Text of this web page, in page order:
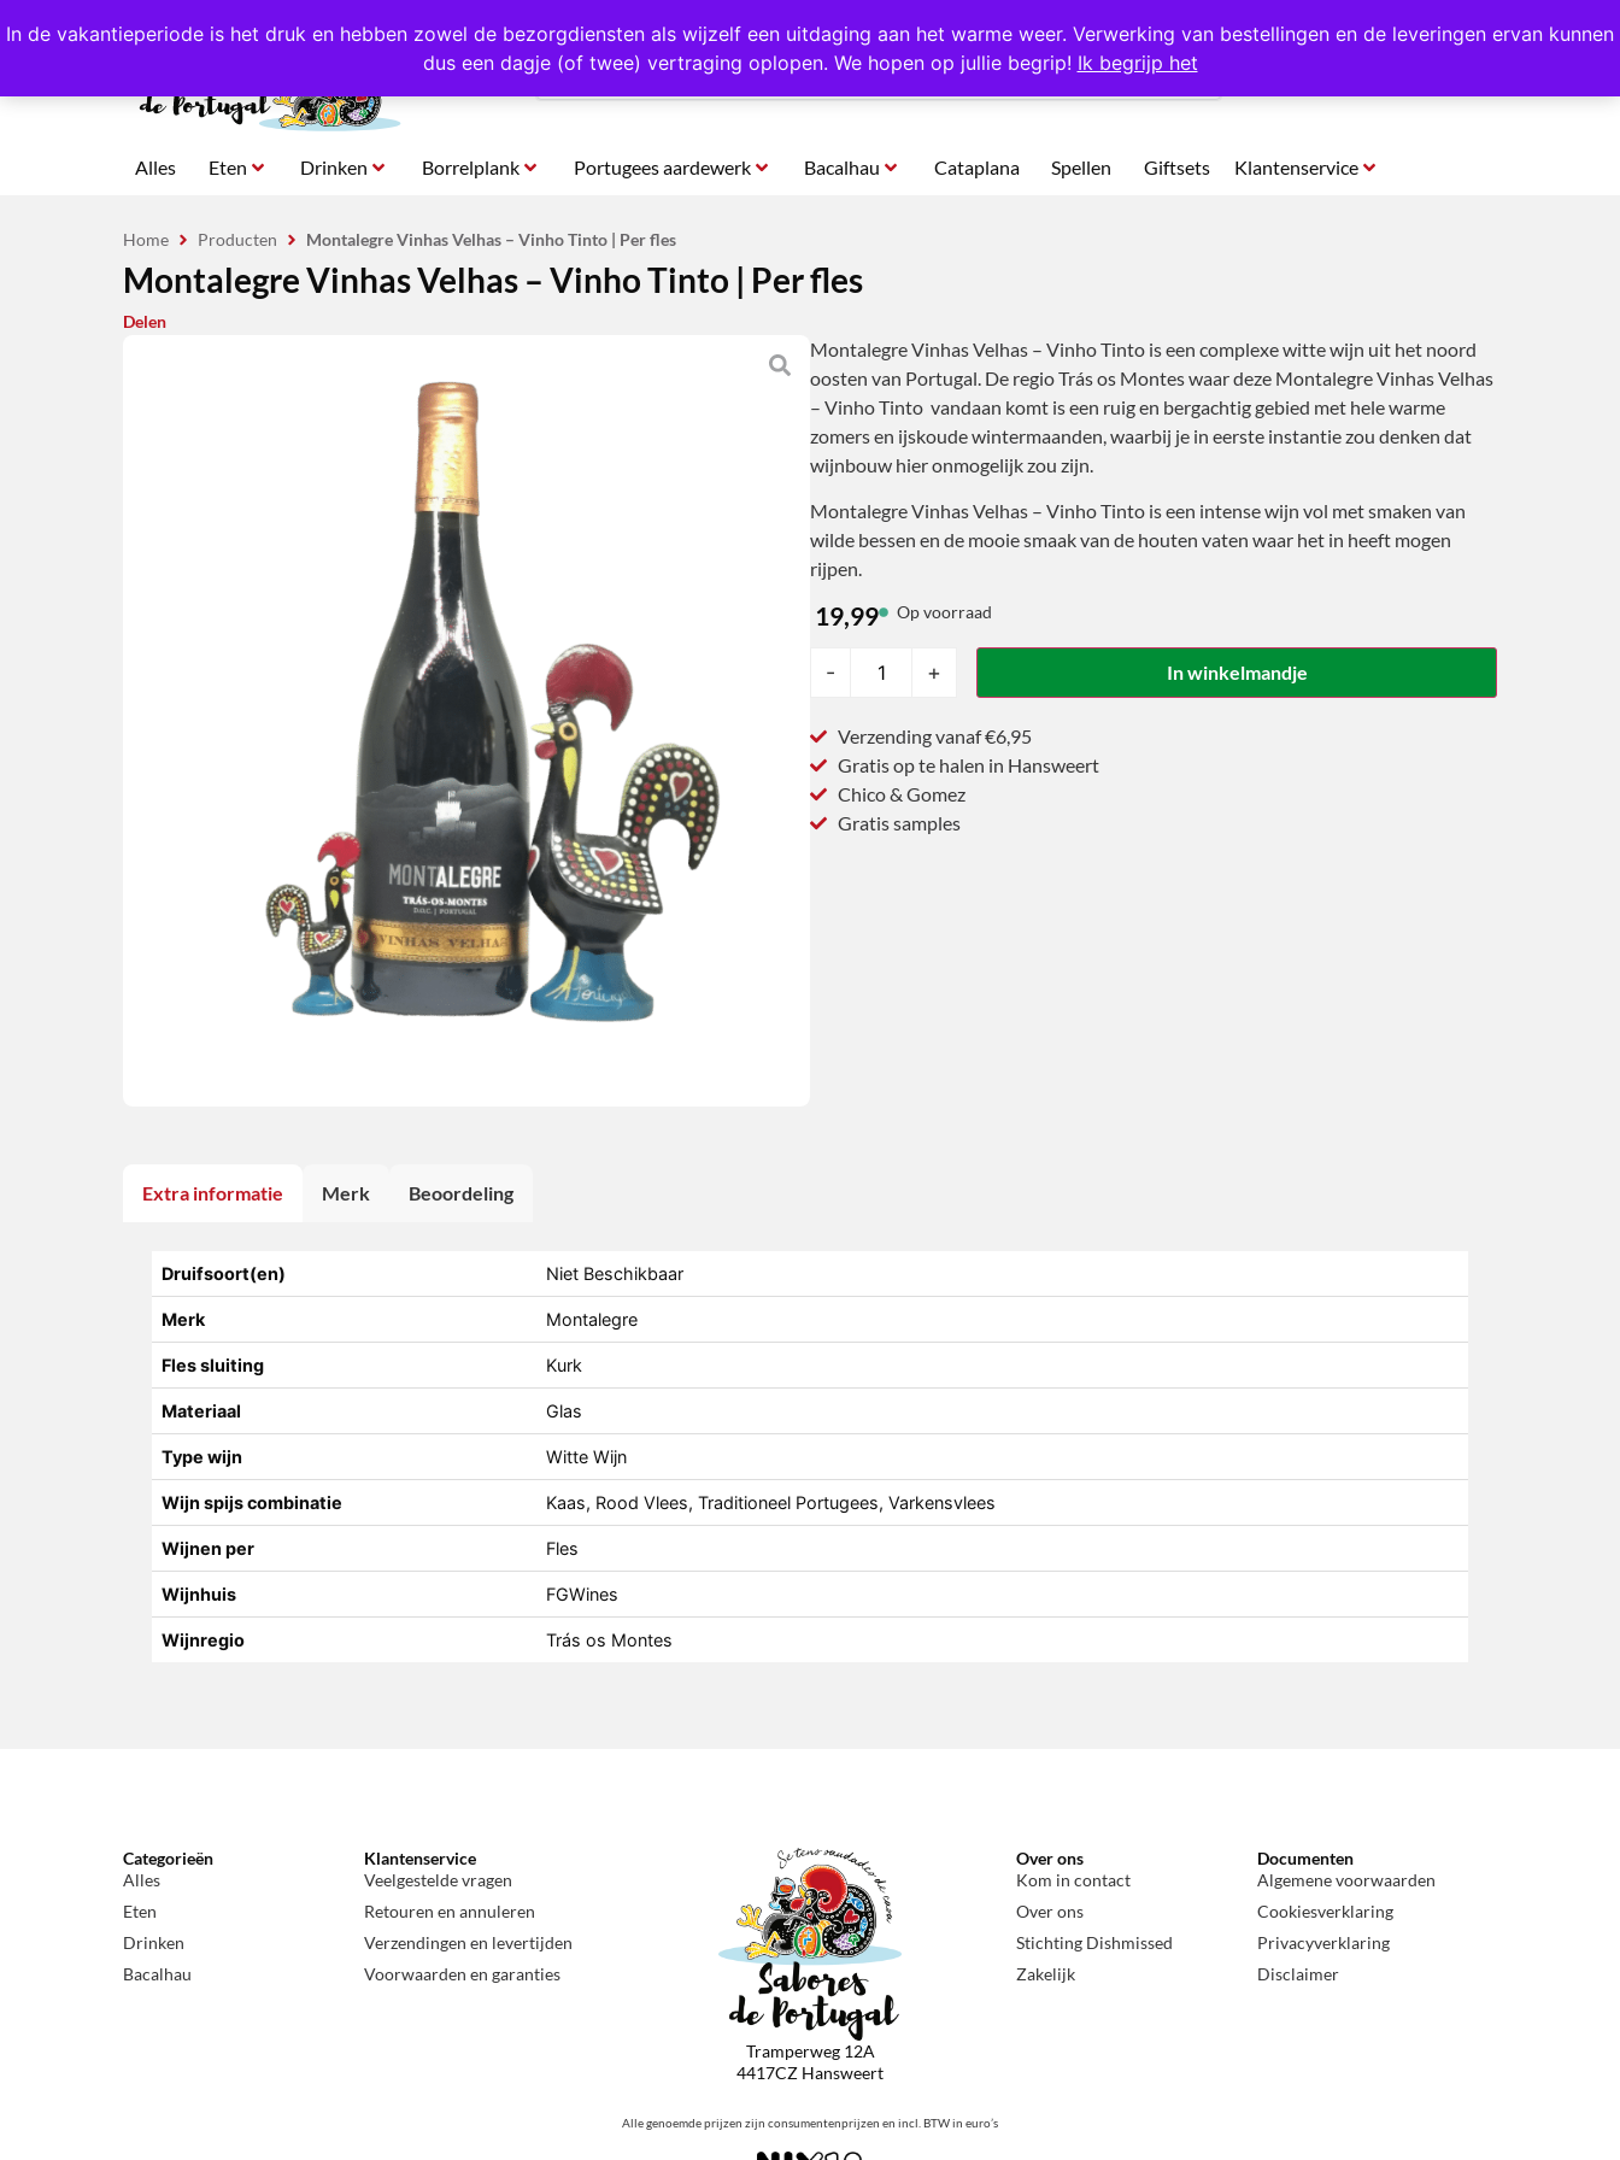
In de vakantieperiode is het druk en hebben zowel de bezorgdiensten als wijzelf een uitdaging aan het warme weer. Verwerking van bestellingen en de leveringen ervan kunnen
dus een dagje (of twee) vertraging oplopen. We hopen op jullie begrip! Ik begrijp het
4,8/5,0 sterren beoordeeld! Eigen import uit Portugal Altijd 1000 verschillende producten op voorraad Gratis op te halen in Hansweert
Alles Eten Drinken Borrelplank Portugees aardewerk Bacalhau Cataplana Spellen Giftsets Klantenservice
Home Producten Montalegre Vinhas Velhas – Vinho Tinto | Per fles
Montalegre Vinhas Velhas – Vinho Tinto | Per fles
Delen
Montalegre Vinhas Velhas – Vinho Tinto is een complexe witte wijn uit het noord
oosten van Portugal. De regio Trás os Montes waar deze Montalegre Vinhas Velhas
– Vinho Tinto vandaan komt is een ruig en bergachtig gebied met hele warme
zomers en ijskoude wintermaanden, waarbij je in eerste instantie zou denken dat
wijnbouw hier onmogelijk zou zijn.
Montalegre Vinhas Velhas – Vinho Tinto is een intense wijn vol met smaken van
wilde bessen en de mooie smaak van de houten vaten waar het in heeft mogen
rijpen.
19,99 Op voorraad
- + In winkelmandje
Verzending vanaf €6,95
Gratis op te halen in Hansweert
Chico & Gomez
Gratis samples
Extra informatie Merk Beoordeling
Druifsoort(en) Niet Beschikbaar
Merk Montalegre
Fles sluiting Kurk
Materiaal Glas
Type wijn Witte Wijn
Wijn spijs combinatie Kaas, Rood Vlees, Traditioneel Portugees, Varkensvlees
Wijnen per Fles
Wijnhuis FGWines
Wijnregio Trás os Montes
Categorieën
Alles
Eten
Drinken
Bacalhau
Klantenservice
Veelgestelde vragen
Retouren en annuleren
Verzendingen en levertijden
Voorwaarden en garanties
Tramperweg 12A
4417CZ Hansweert
Alle genoemde prijzen zijn consumentenprijzen en incl. BTW in euro’s
Over ons
Kom in contact
Over ons
Stichting Dishmissed
Zakelijk
Documenten
Algemene voorwaarden
Cookiesverklaring
Privacyverklaring
Disclaimer